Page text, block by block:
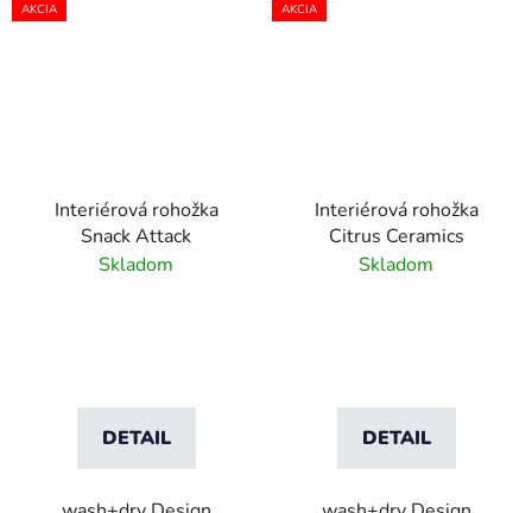
AKCIA
Interiérová rohožka
Snack Attack
Skladom
DETAIL
AKCIA
Interiérová rohožka
Citrus Ceramics
Skladom
DETAIL